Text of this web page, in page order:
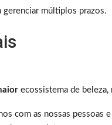
gerenciar múltiplos prazos.
ecossistema de beleza,
com as nossas pessoas